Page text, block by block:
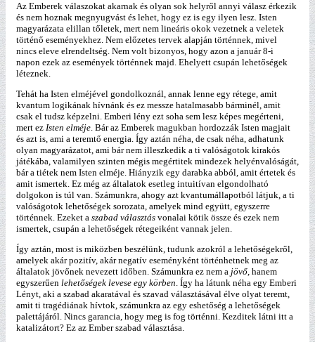
Az Emberek válaszokat akarnak és olyan sok helyről annyi válasz érkezik
és nem hoznak megnyugvást és lehet, hogy ez is egy ilyen lesz. Isten
magyarázata elillan tőletek, mert nem lineáris okok vezetnek a veletek
történő eseményekhez. Nem előzetes tervek alapján történnek, mivel
nincs eleve elrendeltség. Nem volt bizonyos, hogy azon a január 8-i
napon ezek az események történnek majd. Ehelyett csupán lehetőségek
léteznek.
Tehát ha Isten elméjével gondolkoznál, annak lenne egy rétege, amit
kvantum logikának hívnánk és ez messze hatalmasabb bárminél, amit
csak el tudsz képzelni. Emberi lény ezt soha sem lesz képes megérteni,
mert ez Isten elméje. Bár az Emberek magukban hordozzák Isten magjait
és azt is, ami a teremtő energia. Így aztán néha, de csak néha, adhatunk
olyan magyarázatot, ami bár nem illeszkedik a ti valóságotok kirakós
játékába, valamilyen szinten mégis megértitek mindezek helyénvalóságát,
bár a tiétek nem Isten elméje. Hiányzik egy darabka abból, amit értetek és
amit ismertek. Ez még az általatok esetleg intuitívan elgondolható
dolgokon is túl van. Számunkra, ahogy azt kvantumállapotból látjuk, a ti
valóságotok lehetőségek sorozata, amelyek mind együtt, egyszerre
történnek. Ezeket a szabad választás vonalai kötik össze és ezek nem
ismertek, csupán a lehetőségek rétegeiként vannak jelen.
Így aztán, most is miközben beszélünk, tudunk azokról a lehetőségekről,
amelyek akár pozitív, akár negatív eseményként történhetnek meg az
általatok jövőnek nevezett időben. Számunkra ez nem a jövő, hanem
egyszerűen lehetőségek levese egy körben. Így ha látunk néha egy Emberi
Lényt, aki a szabad akaratával és szavad választásával élve olyat teremt,
amit ti tragédiának hívtok, számunkra az egy eshetőség a lehetőségek
palettájáról. Nincs garancia, hogy meg is fog történni. Kezditek látni itt a
katalizátort? Ez az Ember szabad választása.